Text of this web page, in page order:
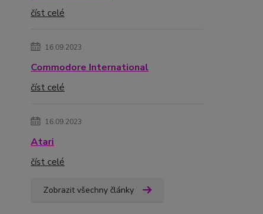
číst celé
16.09.2023
Commodore International
číst celé
16.09.2023
Atari
číst celé
Zobrazit všechny články